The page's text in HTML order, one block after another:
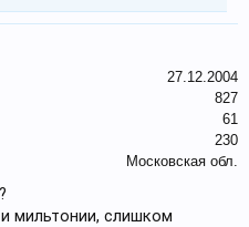
27.12.2004
827
61
230
Московская обл.
мильтонии, слишком